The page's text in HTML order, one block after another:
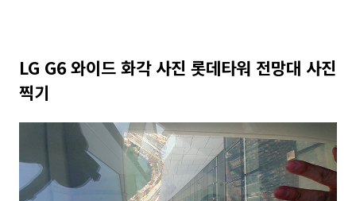
LG G6 와이드 화각 사진 롯데타워 전망대 사진
찍기